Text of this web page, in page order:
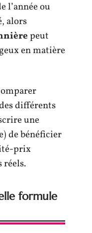
l’année ou
alors
peut
en matière
différents
une
de bénéficier
prix
réels.
formule